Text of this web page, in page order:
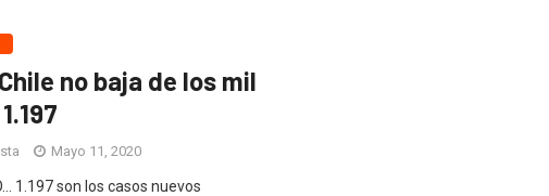
no baja de los mil
Mayo 11, 2020
1.197 son los casos nuevos